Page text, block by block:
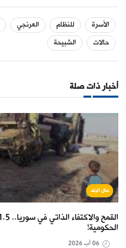
الأسرة للنظام العرنجي
حالات
الشبيحة
أخبار ذات صلة
حال البلد
الحكومية!